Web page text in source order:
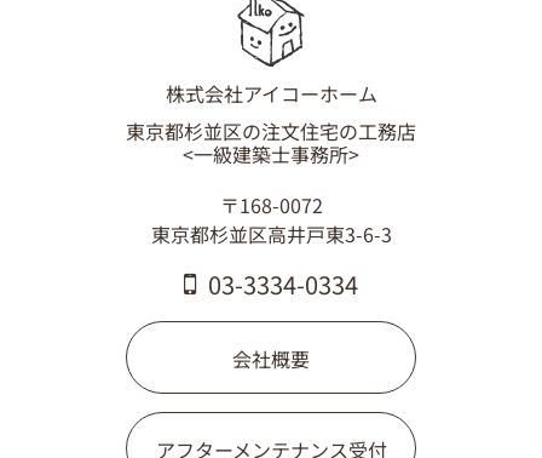
株式会社アイコーホーム
東京都杉並区の注文住宅の工務店
<一級建築士事務所>
〒168-0072
東京都杉並区高井戸東3-6-3
03-3334-0334
会社概要
アフターメンテナンス受付